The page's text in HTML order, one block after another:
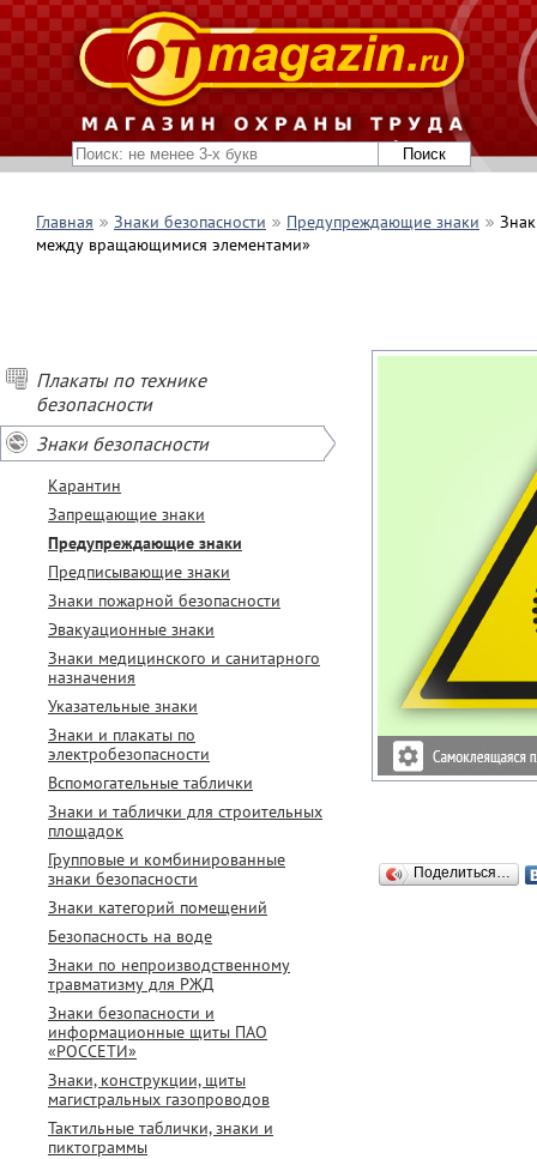
Главная Знаки безопасности Предупреждающие знаки
между вращающимися элементами»
Плакаты по технике
безопасности
Знаки безопасности
Карантин
Запрещающие знаки
Предупреждающие знаки
Предписывающие знаки
Знаки пожарной безопасности
Эвакуационные знаки
Знаки медицинского и санитарного
назначения
Указательные знаки
Знаки и плакаты по
электробезопасности
Вспомогательные таблички
Знаки и таблички для строительных
площадок
Групповые и комбинированные
знаки безопасности
Знаки категорий помещений
Безопасность на воде
Знаки по непроизводственному
травматизму для РЖД
Знаки безопасности и
информационные щиты ПАО
«РОССЕТИ»
Знаки, конструкции, щиты
магистральных газопроводов
Тактильные таблички, знаки и
пиктограммы
Поделиться…